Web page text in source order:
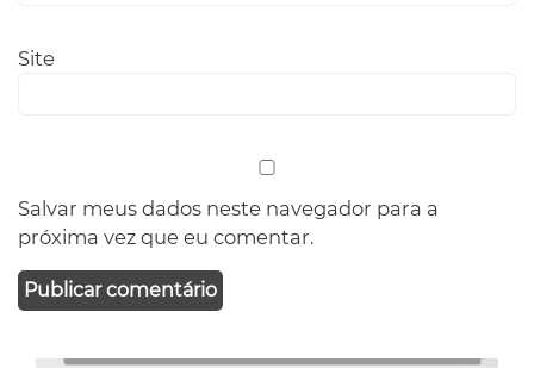
Site
Salvar meus dados neste navegador para a
próxima vez que eu comentar.